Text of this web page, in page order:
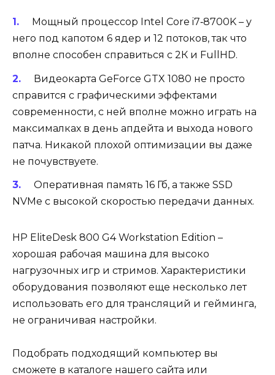
Мощный процессор Intel Core i7‑8700K – у
него под капотом 6 ядер и 12 потоков, так что
вполне способен справиться с 2К и FullHD.
Видеокарта GeForce GTX 1080 не просто
справится с графическими эффектами
современности, с ней вполне можно играть на
максималках в день апдейта и выхода нового
патча. Никакой плохой оптимизации вы даже
не почувствуете.
Оперативная память 16 Гб, а также SSD
NVMe с высокой скоростью передачи данных.
HP EliteDesk 800 G4 Workstation Edition –
хорошая рабочая машина для высоко
нагрузочных игр и стримов. Характеристики
оборудования позволяют еще несколько лет
использовать его для трансляций и гейминга,
не ограничивая настройки.
Подобрать подходящий компьютер вы
сможете в каталоге нашего сайта или